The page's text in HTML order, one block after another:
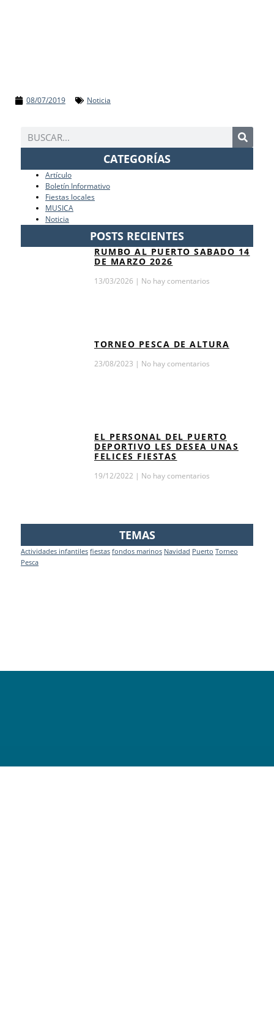
08/07/2019 Noticia
CATEGORÍAS
Artículo
Boletín Informativo
Fiestas locales
MUSICA
Noticia
POSTS RECIENTES
RUMBO AL PUERTO SABADO 14
DE MARZO 2026
13/03/2026 No hay comentarios
TORNEO PESCA DE ALTURA
23/08/2023 No hay comentarios
EL PERSONAL DEL PUERTO
DEPORTIVO LES DESEA UNAS
FELICES FIESTAS
19/12/2022 No hay comentarios
TEMAS
Actividades infantiles fiestas fondos marinos Navidad Puerto Torneo
Pesca